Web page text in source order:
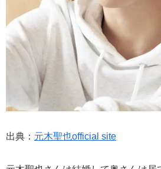
出典： 元木聖也official site